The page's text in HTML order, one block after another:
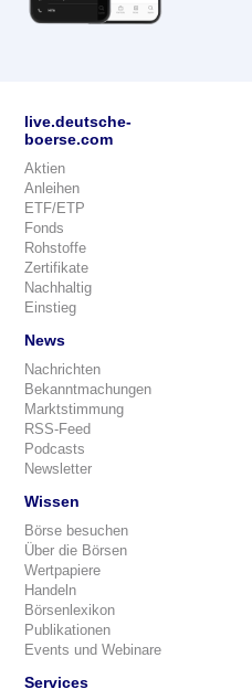
live.deutsche-
boerse.com
Aktien
Anleihen
ETF/ETP
Fonds
Rohstoffe
Zertifikate
Nachhaltig
Einstieg
News
Nachrichten
Bekanntmachungen
Marktstimmung
RSS-Feed
Podcasts
Newsletter
Wissen
Börse besuchen
Über die Börsen
Wertpapiere
Handeln
Börsenlexikon
Publikationen
Events und Webinare
Services